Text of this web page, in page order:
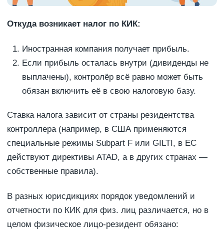
Откуда возникает налог по КИК:
Иностранная компания получает прибыль.
Если прибыль осталась внутри (дивиденды не
выплачены), контролёр всё равно может быть
обязан включить её в свою налоговую базу.
Ставка налога зависит от страны резидентства
контроллера (например, в США применяются
специальные режимы Subpart F или GILTI, в ЕС
действуют директивы ATAD, а в других странах —
собственные правила).
В разных юрисдикциях порядок уведомлений и
отчетности по КИК для физ. лиц различается, но в
целом физическое лицо-резидент обязано: